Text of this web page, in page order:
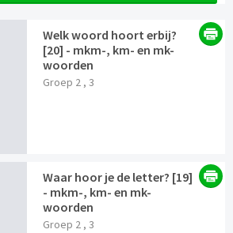
Welk woord hoort erbij?
[20] - mkm-, km- en mk-
woorden
Groep 2 , 3
Waar hoor je de letter? [19]
- mkm-, km- en mk-
woorden
Groep 2 , 3